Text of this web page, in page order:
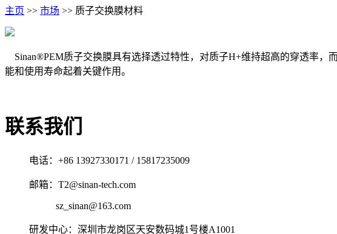
主页 >> 市场 >> 质子交换膜材料
Sinan®PEM质子交换膜具有选择透过特性，对质子H+维持超高的穿透率
能和使用寿命起着关键作用。
联系我们
电话：+86 13927330171 / 15817235009
邮箱：T2@sinan-tech.com
sz_sinan@163.com
研发中心：深圳市龙岗区天安数码城1号楼A1001